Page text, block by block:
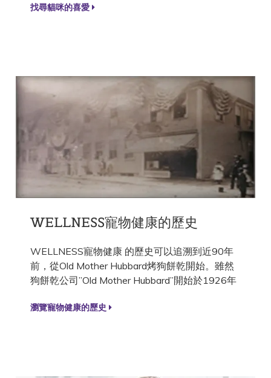
找尋貓咪的喜愛
WELLNESS寵物健康的歷史
WELLNESS寵物健康 的歷史可以追溯到近90年
前，從Old Mother Hubbard烤狗餅乾開始。雖然
狗餅乾公司”Old Mother Hubbard”開始於1926年
瀏覽寵物健康的歷史